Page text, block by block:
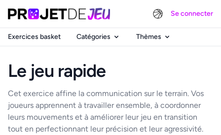
Se connecter
Exercices basket Catégories Thèmes
Le jeu rapide
Cet exercice affine la communication sur le terrain. Vos
joueurs apprennent à travailler ensemble, à coordonner
leurs mouvements et à améliorer leur jeu en transition
tout en perfectionnant leur précision et leur agressivité.